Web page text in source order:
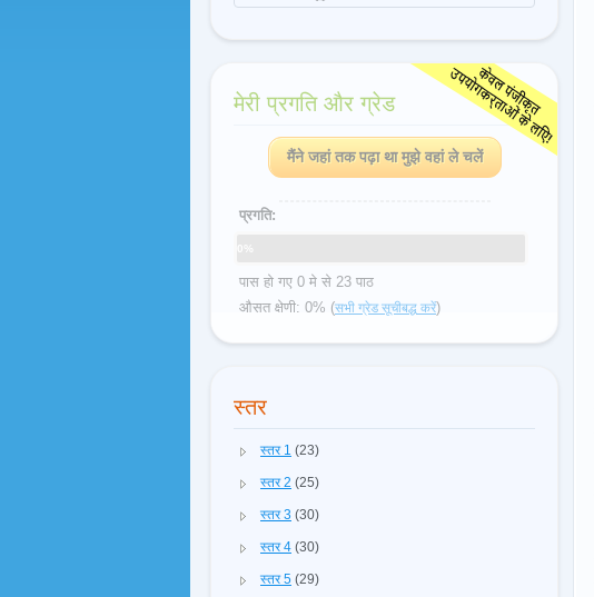
मेरी प्रगति और ग्रेड
मैंने जहां तक पढ़ा था मुझे वहां ले चलें
प्रगति:
0%
पास हो गए 0 मे से 23 पाठ
औसत क्षेणी: 0% (सभी ग्रेड सूचीबद्ध करें)
स्तर
स्तर 1 (23)
स्तर 2 (25)
स्तर 3 (30)
स्तर 4 (30)
स्तर 5 (29)